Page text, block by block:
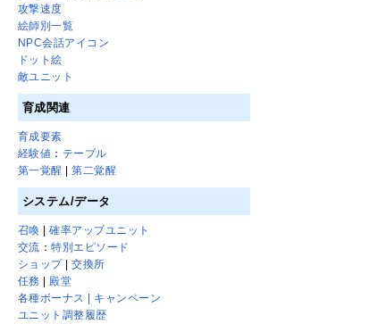
攻撃速度
絵師別一覧
NPC会話アイコン
ドット絵
敵ユニット
育成関連
育成要素
経験値 ： テーブル
第一覚醒
|第二覚醒
システム/データ
召喚 |確率アップユニット
交流 ：特別エピソード
ショップ|交換所
任務 | 殿堂
各種ボーナス | キャンペーン
ユニット調整履歴